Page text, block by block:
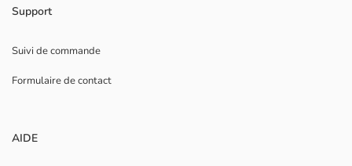
Support
Suivi de commande
Formulaire de contact
AIDE